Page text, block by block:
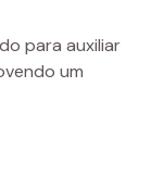
para auxiliar
um